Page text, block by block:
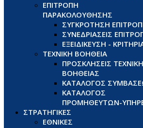
ΕΠΙΤΡΟΠΗ
ΠΑΡΑΚΟΛΟΥΘΗΣΗΣ
ΣΥΓΚΡΟΤΗΣΗ
ΣΥΝΕΔΡΙΑΣΕΙΣ
ΕΞΕΙΔΙΚΕΥΣΗ -
ΤΕΧΝΙΚΗ ΒΟΗΘΕΙΑ
ΠΡΟΣΚΛΗΣΕΙΣ
ΒΟΗΘΕΙΑΣ
ΚΑΤΑΛΟΓΟΣ
ΚΑΤΑΛΟΓΟΣ
ΠΡΟΜΗΘΕΥΤΩΝ-
ΣΤΡΑΤΗΓΙΚΕΣ
ΕΘΝΙΚΕΣ